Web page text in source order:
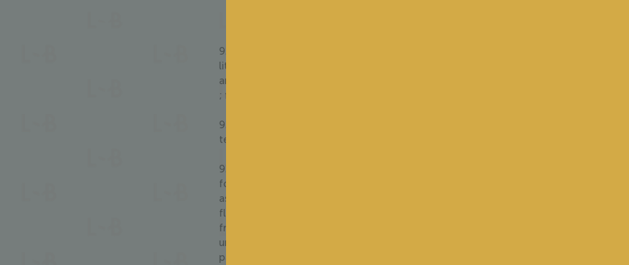
92-94/100 – Adrian Van Velsen – VINUM : « Parfum fruité et complexe ; la pêche
litchi, le zeste d’agrumes, les notes épicées et les arômes subtils de barrique
ample en bouche, fruit généreux, acidité ferme, riche sans être opulent, le bois
; finale de bonne longueur avec des rétro-arômes d’agrumes. (À boire de 2026 à 2035) »
92-93/100 – James Suckling : « Chaleureux, moyennement corsé à corsé, avec un bel
texture, sa salinité et sa fraîcheur. »
92-93/100 – Alexandre Ma : « La Cuvée Maxence 2025 présente une douceur nette et
fois de la vivacité et de la fraîcheur, accompagnées d’une dynamique inattendue. Des
asiatique et d’écorce de pamplemousse s’expriment clairement, suivies de fleur de
florales légèrement miellées, ainsi que d’une touche distinctive d’épices de poivre blanc.
franche et bien tendue, apportant une belle énergie à une bouche par ailleurs
un rythme léger et dynamique tout au long de la dégustation. Bien que le millésime
particulièrement favorable aux vins blancs, il offre néanmoins un résultat